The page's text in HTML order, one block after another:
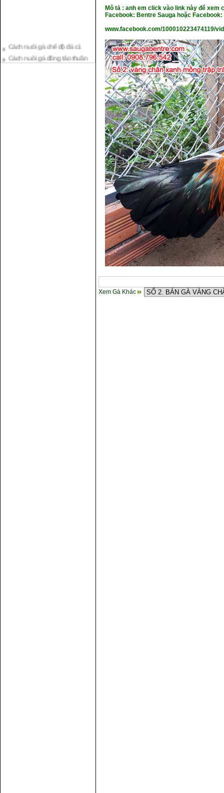
Cách nuôi gà đông tảo thuần
chủng
Mô tả : anh em click vào link này để
Facebook: Bentre Sauga hoặc Facebook:
www.facebook.com/100010223474119/
Xem Gà Khác